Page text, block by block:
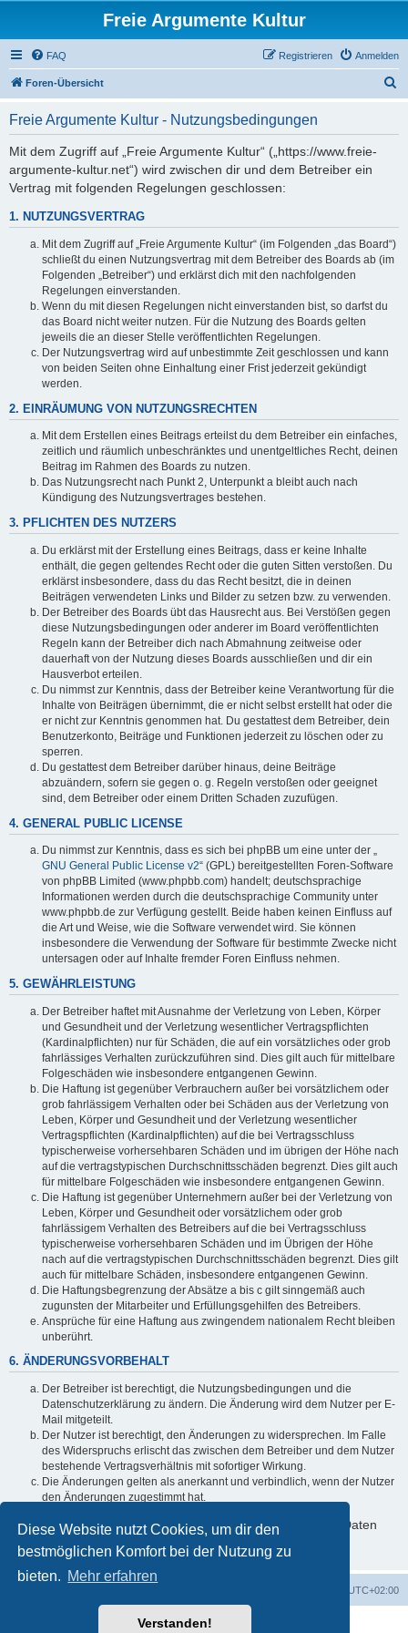
Diese Website nutzt Cookies, um dir den
bestmöglichen Komfort bei der Nutzung zu
bieten. Mehr erfahren
Verstanden!
Freie Argumente Kultur
FAQ Anmelden
Registrieren
Foren-Übersicht
Freie Argumente Kultur - Nutzungsbedingungen
Mit dem Zugriff auf „Freie Argumente Kultur“ („https://www.freie-
argumente-kultur.net“) wird zwischen dir und dem Betreiber ein
Vertrag mit folgenden Regelungen geschlossen:
1. NUTZUNGSVERTRAG
Mit dem Zugriff auf „Freie Argumente Kultur“ (im Folgenden „das Board“)
schließt du einen Nutzungsvertrag mit dem Betreiber des Boards ab (im
Folgenden „Betreiber“) und erklärst dich mit den nachfolgenden
Regelungen einverstanden.
Wenn du mit diesen Regelungen nicht einverstanden bist, so darfst du
das Board nicht weiter nutzen. Für die Nutzung des Boards gelten
jeweils die an dieser Stelle veröffentlichten Regelungen.
Der Nutzungsvertrag wird auf unbestimmte Zeit geschlossen und kann
von beiden Seiten ohne Einhaltung einer Frist jederzeit gekündigt
werden.
2. EINRÄUMUNG VON NUTZUNGSRECHTEN
Mit dem Erstellen eines Beitrags erteilst du dem Betreiber ein einfaches,
zeitlich und räumlich unbeschränktes und unentgeltliches Recht, deinen
Beitrag im Rahmen des Boards zu nutzen.
Das Nutzungsrecht nach Punkt 2, Unterpunkt a bleibt auch nach
Kündigung des Nutzungsvertrages bestehen.
3. PFLICHTEN DES NUTZERS
Du erklärst mit der Erstellung eines Beitrags, dass er keine Inhalte
enthält, die gegen geltendes Recht oder die guten Sitten verstoßen. Du
erklärst insbesondere, dass du das Recht besitzt, die in deinen
Beiträgen verwendeten Links und Bilder zu setzen bzw. zu verwenden.
Der Betreiber des Boards übt das Hausrecht aus. Bei Verstößen gegen
diese Nutzungsbedingungen oder anderer im Board veröffentlichten
Regeln kann der Betreiber dich nach Abmahnung zeitweise oder
dauerhaft von der Nutzung dieses Boards ausschließen und dir ein
Hausverbot erteilen.
Du nimmst zur Kenntnis, dass der Betreiber keine Verantwortung für die
Inhalte von Beiträgen übernimmt, die er nicht selbst erstellt hat oder die
er nicht zur Kenntnis genommen hat. Du gestattest dem Betreiber, dein
Benutzerkonto, Beiträge und Funktionen jederzeit zu löschen oder zu
sperren.
Du gestattest dem Betreiber darüber hinaus, deine Beiträge
abzuändern, sofern sie gegen o. g. Regeln verstoßen oder geeignet
sind, dem Betreiber oder einem Dritten Schaden zuzufügen.
4. GENERAL PUBLIC LICENSE
Du nimmst zur Kenntnis, dass es sich bei phpBB um eine unter der „
GNU General Public License v2“ (GPL) bereitgestellten Foren-Software
von phpBB Limited (www.phpbb.com) handelt; deutschsprachige
Informationen werden durch die deutschsprachige Community unter
www.phpbb.de zur Verfügung gestellt. Beide haben keinen Einfluss auf
die Art und Weise, wie die Software verwendet wird. Sie können
insbesondere die Verwendung der Software für bestimmte Zwecke nicht
untersagen oder auf Inhalte fremder Foren Einfluss nehmen.
5. GEWÄHRLEISTUNG
Der Betreiber haftet mit Ausnahme der Verletzung von Leben, Körper
und Gesundheit und der Verletzung wesentlicher Vertragspflichten
(Kardinalpflichten) nur für Schäden, die auf ein vorsätzliches oder grob
fahrlässiges Verhalten zurückzuführen sind. Dies gilt auch für mittelbare
Folgeschäden wie insbesondere entgangenen Gewinn.
Die Haftung ist gegenüber Verbrauchern außer bei vorsätzlichem oder
grob fahrlässigem Verhalten oder bei Schäden aus der Verletzung von
Leben, Körper und Gesundheit und der Verletzung wesentlicher
Vertragspflichten (Kardinalpflichten) auf die bei Vertragsschluss
typischerweise vorhersehbaren Schäden und im übrigen der Höhe nach
auf die vertragstypischen Durchschnittsschäden begrenzt. Dies gilt auch
für mittelbare Folgeschäden wie insbesondere entgangenen Gewinn.
Die Haftung ist gegenüber Unternehmern außer bei der Verletzung von
Leben, Körper und Gesundheit oder vorsätzlichem oder grob
fahrlässigem Verhalten des Betreibers auf die bei Vertragsschluss
typischerweise vorhersehbaren Schäden und im Übrigen der Höhe
nach auf die vertragstypischen Durchschnittsschäden begrenzt. Dies gilt
auch für mittelbare Schäden, insbesondere entgangenen Gewinn.
Die Haftungsbegrenzung der Absätze a bis c gilt sinngemäß auch
zugunsten der Mitarbeiter und Erfüllungsgehilfen des Betreibers.
Ansprüche für eine Haftung aus zwingendem nationalem Recht bleiben
unberührt.
6. ÄNDERUNGSVORBEHALT
Der Betreiber ist berechtigt, die Nutzungsbedingungen und die
Datenschutzerklärung zu ändern. Die Änderung wird dem Nutzer per E-
Mail mitgeteilt.
Der Nutzer ist berechtigt, den Änderungen zu widersprechen. Im Falle
des Widerspruchs erlischt das zwischen dem Betreiber und dem Nutzer
bestehende Vertragsverhältnis mit sofortiger Wirkung.
Die Änderungen gelten als anerkannt und verbindlich, wenn der Nutzer
den Änderungen zugestimmt hat.
Informationen über den Umgang mit deinen persönlichen Daten
sind in der Datenschutzerklärung enthalten.
UTC+02:00
Powered byphpBB® Forum Software © phpBB Limited